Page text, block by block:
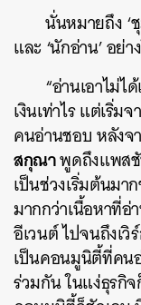
นั่นหมายถึง ‘
และ ‘นักอ่าน’ อย่
“อ่านเอาไม่
เงินเท่าไร แต่เริ่
คนอ่านชอบ หลังจ
สกุณาพูดถึงแพส
เป็นช่วงเริ่มต้นมา
มากกว่าเนื้อหาที่อ่
อีเวนต์ ไปจนถึงเวิ
เป็นคอนมูนิตี้ที่คน
ร่วมกัน ในแง่ธุรกิ